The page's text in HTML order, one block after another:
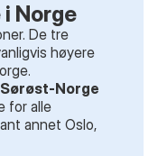
Norge
De tre
høyere
Sørøst-Norge
for alle
annet Oslo,